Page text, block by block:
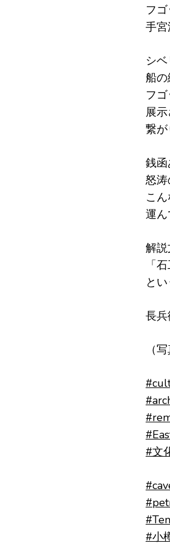
フ
手宮
シ
船の
フ
展示
繋が
銭
怒涛
こ
運ん
解説
「
と
長兵
（
#文
#小